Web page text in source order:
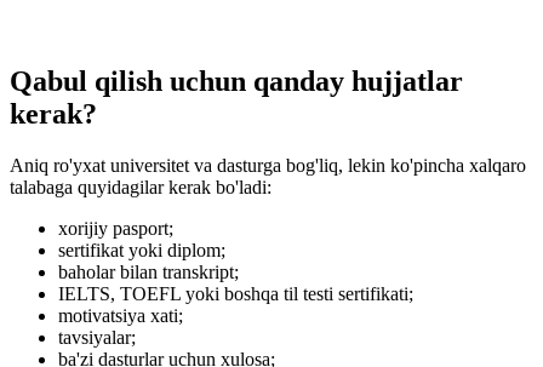
Qabul qilish uchun qanday hujjatlar
kerak?
Aniq ro'yxat universitet va dasturga bog'liq, lekin ko'pincha xalqaro
talabaga quyidagilar kerak bo'ladi:
xorijiy pasport;
sertifikat yoki diplom;
baholar bilan transkript;
IELTS, TOEFL yoki boshqa til testi sertifikati;
motivatsiya xati;
tavsiyalar;
ba'zi dasturlar uchun xulosa;